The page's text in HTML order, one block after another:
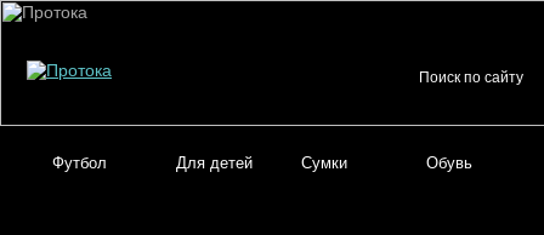
Футбол Для детей Сумки Обувь